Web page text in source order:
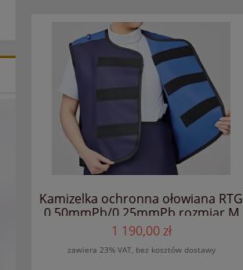
Kamizelka ochronna ołowiana RTG
0.50mmPb/0.25mmPb rozmiar M
1 190,00 zł
zawiera 23% VAT, bez kosztów dostawy